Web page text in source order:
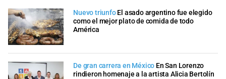
Nuevo triunfo El asado argentino fue elegido
como el mejor plato de comida de todo
América
De gran carrera en México En San Lorenzo
rindieron homenaje a la artista Alicia Bertolín